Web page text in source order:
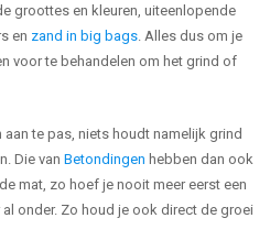
groottes en kleuren, uiteenlopende
en zand in big bags . Alles dus om je
voor te behandelen om het grind of
te pas, niets houdt namelijk grind
Die van Betondingen hebben dan ook
mat, zo hoef je nooit meer eerst een
onder. Zo houd je ook direct de groei